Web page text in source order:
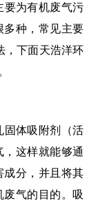
要为有机废气污
多种，常见主要
，下面天浩洋环
固体吸附剂（活
这样就能够通
成分，并且将其
气的目的。吸